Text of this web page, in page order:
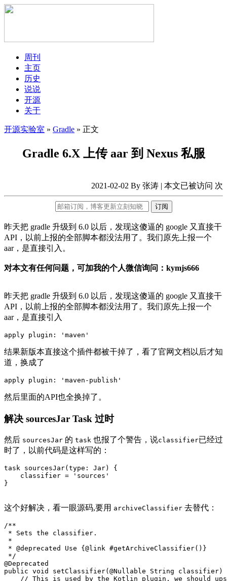
周刊
主页
历史
说说
开源
关于
开源实验室 » Gradle » 正文
Gradle 6.X 上传 aar 到 Nexus 私服
2021-02-02 By 张涛 | 本文已被访问 次
订阅
昨天把 gradle 升级到 6.0 以后，发现这傻逼的 google 又直接干
API，以前上报的全部脚本都没法用了。我们原先上报一个
aar，是直接引入。
对本文有任何问题，可加我的个人微信询问：kymjs666
昨天把 gradle 升级到 6.0 以后，发现这傻逼的 google 又直接干
API，以前上报的全部脚本都没法用了。我们原先上报一个
aar，是直接引入
apply plugin: 'maven'
结果新版本直接这个插件都被干掉了，看了官网文档以后才知
道，换成了
apply plugin: 'maven-publish'
然后里面的API也全换掉了。
解决 sourcesJar Task 过时
然后 sourcesJar 的 task 也报了个警告，说classifier已经过
时了，以前代码是这样写的：
task sourcesJar( type: Jar)
{
classifier =
'sources'
}
这个好解决，看一眼源码,要用 archiveClassifier 去替代：
/**
* Sets the classifier.
*
* @deprecated Use {@link #getArchiveClassifier()}
*/
@Deprecated
public void setClassifier( @Nullable String classifier)
// This is used by the Kotlin plugin, we should